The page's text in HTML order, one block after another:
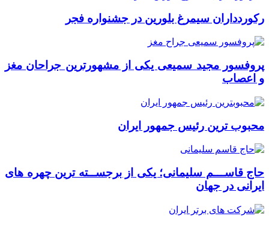
رکوردداران سیمرغ بلورین در جشنواره فجر
پروفسور مجید سمیعی یکی از مشهورترین جراحان مغز
و اعصاب
محبوب ترین رئیس جمهور ایران
حاج قاســـم سلیمانی؛ یکی از برجســته ترین چهره های
ایرانی در جهان